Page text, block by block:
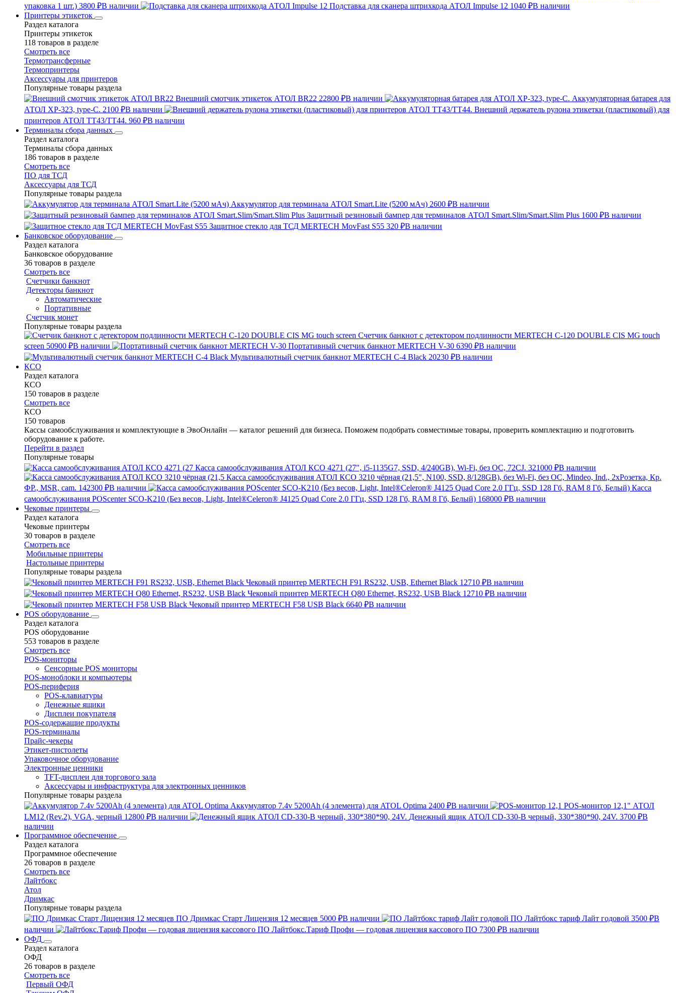
упаковка 1 шт.) 3800 ₽В наличии Подставка для сканера штрихкода АТОЛ Impulse 12 1040 ₽В наличии
Принтеры этикеток
Раздел каталога
Принтеры этикеток
118 товаров в разделе
Смотреть все
Термотрансферные
Термопринтеры
Аксессуары для принтеров
Популярные товары раздела
Внешний смотчик этикеток АТОЛ BR22 22800 ₽В наличии
Аккумуляторная батарея для
АТОЛ XP-323, type-C. 2100 ₽В наличии
Внешний держатель рулона этикетки (пластиковый) для
принтеров АТОЛ TT43/TT44. 960 ₽В наличии
Терминалы сбора данных
Раздел каталога
Терминалы сбора данных
186 товаров в разделе
Смотреть все
ПО для ТСД
Аксессуары для ТСД
Популярные товары раздела
Аккумулятор для терминала АТОЛ Smart.Lite (5200 мАч) 2600 ₽В наличии
Защитный резиновый бампер для терминалов АТОЛ Smart.Slim/Smart.Slim Plus 1600 ₽В наличии
Защитное стекло для ТСД MERTECH MovFast S55 320 ₽В наличии
Банковское оборудование
Раздел каталога
Банковское оборудование
36 товаров в разделе
Смотреть все
Счетчики банкнот
Детекторы банкнот
Автоматические
Портативные
Счетчик монет
Популярные товары раздела
Счетчик банкнот с детектором подлинности MERTECH C-120 DOUBLE CIS MG touch
screen 50900 ₽В наличии Портативный счетчик банкнот MERTECH V-30 6390 ₽В наличии
Мультивалютный счетчик банкнот MERTECH C-4 Black 20230 ₽В наличии
КСО
Раздел каталога
КСО
150 товаров в разделе
Смотреть все
КСО
150 товаров
Кассы самообслуживания и комплектующие в ЭвоОнлайн — каталог решений для бизнеса. Поможем подобрать совместимые товары, проверить комплектацию и подготовить
оборудование к работе.
Перейти в раздел
Популярные товары
Касса самообслуживания АТОЛ КСО 4271 (27", i5-1135G7, SSD, 4/240GB), Wi-Fi, без ОС, 72CJ. 321000 ₽В наличии
Касса самообслуживания АТОЛ КСО 3210 чёрная (21,5", N100, SSD, 8/128GB), без Wi-Fi, без ОС, Mindeo, Ind., 2хРозетка, Кр.
ФР., MSR, cam. 142300 ₽В наличии
Касса
самообслуживания POScenter SCO-K210 (Без весов, Light, Intel®Celeron® J4125 Quad Core 2.0 ГГц, SSD 128 Гб, RAM 8 Гб, Белый) 168000 ₽В наличии
Чековые принтеры
Раздел каталога
Чековые принтеры
30 товаров в разделе
Смотреть все
Мобильные принтеры
Настольные принтеры
Популярные товары раздела
Чековый принтер MERTECH F91 RS232, USB, Ethernet Black 12710 ₽В наличии
Чековый принтер MERTECH Q80 Ethernet, RS232, USB Black 12710 ₽В наличии
Чековый принтер MERTECH F58 USB Black 6640 ₽В наличии
POS оборудование
Раздел каталога
POS оборудование
553 товаров в разделе
Смотреть все
POS-мониторы
Сенсорные POS мониторы
POS-моноблоки и компьютеры
POS-периферия
POS-клавиатуры
Денежные ящики
Дисплеи покупателя
POS-содержащие продукты
POS-терминалы
Прайс-чекеры
Этикет-пистолеты
Упаковочное оборудование
Электронные ценники
TFT-дисплеи для торгового зала
Аксессуары и инфраструктура для электронных ценников
Популярные товары раздела
Аккумулятор 7.4v 5200Ah (4 элемента) для ATOL Optima 2400 ₽В наличии
POS-монитор 12,1" АТОЛ
LM12 (Rev.2), VGA, черный 12800 ₽В наличии Денежный ящик АТОЛ CD-330-B черный, 330*380*90, 24V. 3700 ₽В
наличии
Программное обеспечение
Раздел каталога
Программное обеспечение
26 товаров в разделе
Смотреть все
Лайтбокс
Атол
Дримкас
Популярные товары раздела
ПО Дримкас Старт Лицензия 12 месяцев 5000 ₽В наличии ПО Лайтбокс тариф Лайт годовой 3500 ₽В
наличии
Лайтбокс.Тариф Профи — годовая лицензия кассового ПО 7300 ₽В наличии
ОФД
Раздел каталога
ОФД
26 товаров в разделе
Смотреть все
Первый ОФД